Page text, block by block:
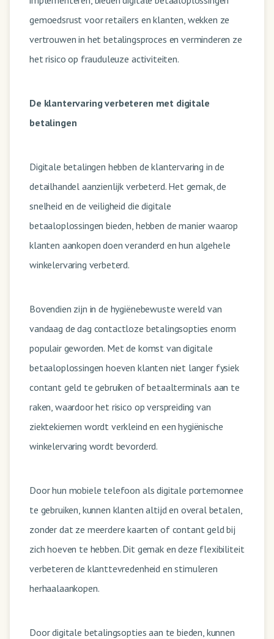
gemoedsrust voor retailers en klanten, wekken ze
vertrouwen in het betalingsproces en verminderen ze
het risico op frauduleuze activiteiten.
De klantervaring verbeteren met digitale
betalingen
Digitale betalingen hebben de klantervaring in de
detailhandel aanzienlijk verbeterd. Het gemak, de
snelheid en de veiligheid die digitale
betaaloplossingen bieden, hebben de manier waarop
klanten aankopen doen veranderd en hun algehele
winkelervaring verbeterd.
Bovendien zijn in de hygiënebewuste wereld van
vandaag de dag contactloze betalingsopties enorm
populair geworden. Met de komst van digitale
betaaloplossingen hoeven klanten niet langer fysiek
contant geld te gebruiken of betaalterminals aan te
raken, waardoor het risico op verspreiding van
ziektekiemen wordt verkleind en een hygiënische
winkelervaring wordt bevorderd.
Door hun mobiele telefoon als digitale portemonnee
te gebruiken, kunnen klanten altijd en overal betalen,
zonder dat ze meerdere kaarten of contant geld bij
zich hoeven te hebben. Dit gemak en deze flexibiliteit
verbeteren de klanttevredenheid en stimuleren
herhaalaankopen.
Door digitale betalingsopties aan te bieden, kunnen